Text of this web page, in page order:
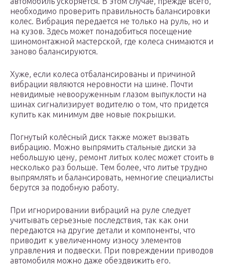
необходимо проверить правильность балансировки
колес. Вибрация передается не только на руль, но и
на кузов. Здесь может понадобиться посещение
шиномонтажной мастерской, где колеса снимаются и
заново балансируются.
Хуже, если колеса отбалансированы и причиной
вибрации являются неровности на шине. Почти
невидимые невооруженным глазом выпуклости на
шинах сигнализирует водителю о том, что придется
купить как минимум две новые покрышки.
Погнутый колёсный диск также может вызвать
вибрацию. Можно выпрямить стальные диски за
небольшую цену, ремонт литых колес может стоить в
несколько раз больше. Тем более, что литье трудно
выпрямлять и балансировать, немногие специалисты
берутся за подобную работу.
При игнорировании вибраций на руле следует
учитывать серьезные последствия, так как они
передаются на другие детали и компоненты, что
приводит к увеличенному износу элементов
управления и подвески. При повреждении приводов
автомобиля можно даже обездвижить его.